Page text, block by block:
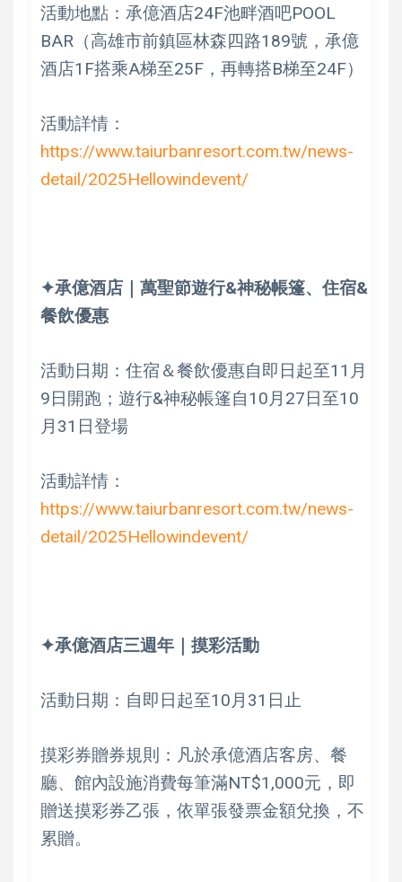
活動地點：承億酒店24F池畔酒吧POOL
BAR（高雄市前鎮區林森四路189號，承億
酒店1F搭乘A梯至25F，再轉搭B梯至24F）
活動詳情：
https://www.taiurbanresort.com.tw/news-
detail/2025Hellowindevent/
✦承億酒店｜萬聖節遊行&神秘帳篷、住宿&
餐飲優惠
活動日期：住宿＆餐飲優惠自即日起至11月
9日開跑；遊行&神秘帳篷自10月27日至10
月31日登場
活動詳情：
https://www.taiurbanresort.com.tw/news-
detail/2025Hellowindevent/
✦承億酒店三週年｜摸彩活動
活動日期：自即日起至10月31日止
摸彩券贈券規則：凡於承億酒店客房、餐
廳、館內設施消費每筆滿NT$1,000元，即
贈送摸彩券乙張，依單張發票金額兌換，不
累贈。